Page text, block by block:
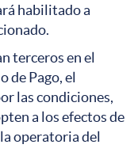
habilitado a
terceros en el
de Pago, el
las condiciones,
a los efectos de
operatoria del